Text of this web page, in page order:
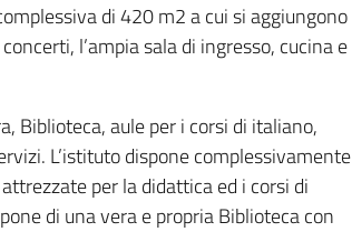
di 420 m2 a cui si aggiungono
l’ampia sala di ingresso, cucina e
Biblioteca, aule per i corsi di italiano,
L’istituto dispone complessivamente
per la didattica ed i corsi di
di una vera e propria Biblioteca con